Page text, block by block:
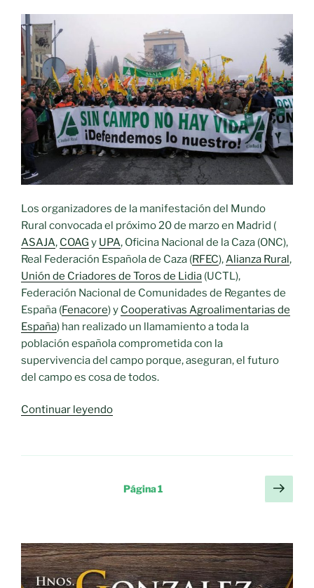
advierte
que
será
solo
el
comienzo
si
no
se
escucha»
Los organizadores de la manifestación del Mundo
Rural convocada el próximo 20 de marzo en Madrid (
ASAJA, COAG y UPA, Oficina Nacional de la Caza (ONC),
Real Federación Española de Caza (RFEC),Alianza Rural,
Unión de Criadores de Toros de Lidia (UCTL),
Federación Nacional de Comunidades de Regantes de
España (Fenacore) y Cooperativas Agroalimentarias de
España) han realizado un llamamiento a toda la
población española comprometida con la
supervivencia del campo porque, aseguran, el futuro
del campo es cosa de todos.
Continuar leyendo«El
campo
cosa
Invitan
a
toda
Página1